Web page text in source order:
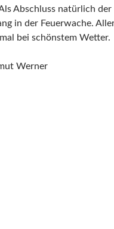
Abschluss natürlich der
in der Feuerwache.
bei schönstem Wetter.
Werner